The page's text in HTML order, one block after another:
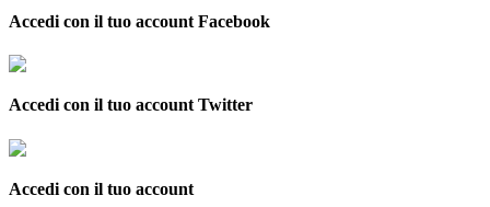
Accedi con il tuo account Facebook
Accedi con il tuo account Twitter
Accedi con il tuo account